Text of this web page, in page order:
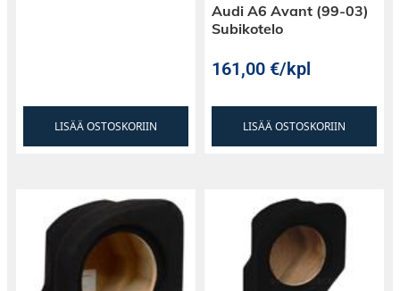
LISÄÄ OSTOSKORIIN
Audi A6 Avant (99-03)
Subikotelo
161,00€/kpl
LISÄÄ OSTOSKORIIN